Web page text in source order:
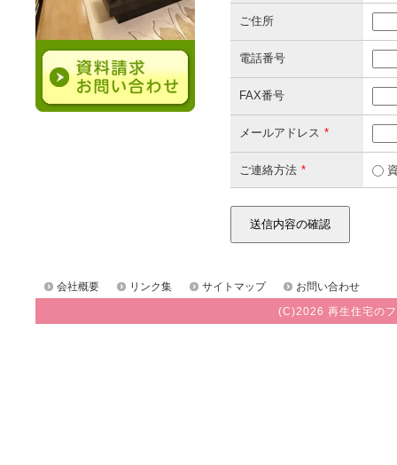
ご住所
電話番号
FAX番号
メールアドレス *
ご連絡方法 *
会社概要 リンク集 サイトマップ お問い合わせ
(C)2026 再生住宅の